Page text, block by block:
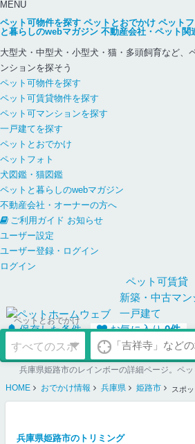
MENU
ペット可物件を探す ペットとおでかけ ペット
と暮らしのwebマガジン 不動産会社・ペット関
大型犬・中型犬・小型犬・猫・多頭飼育など、
ンションを探そう
ペット可物件を探す
ペット可賃貸物件を探す
ペット可マンションを探す
一戸建てを探す
ペットとおでかけ
ペットフォト
犬図鑑・猫図鑑
ペットと暮らしのwebマガジン
不動産会社・オーナーの方へ
ご利用ガイド お知らせ
ユーザー設定
ユーザー登録・ログイン
ログイン
ペット可賃貸
新築・中古マン
一戸建て
保存した条件
お気に入り0件
ペットとおでかけ
HOME
おでかけ情報 兵庫県 姫路市 スポ
兵庫県姫路市のトリミング